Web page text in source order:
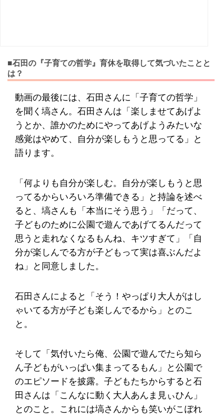
■石田の『子育ての哲学』育休を取得して気づいたことと
は？
動画の最後には、石田さんに「子育ての哲学」
を聞く塙さん。石田さんは「楽しませてあげよ
うとか、誰かのためにやってあげようみたいな
感覚はやめて、自分が楽しもうと思ってる」と
語ります。
「何よりも自分が楽しむ。自分が楽しもうと思
ってるからいろいろ準備できる」と持論を述べ
ると、塙さんも「本当にそう思う」「だって、
子どものために公園で遊んであげてるんだって
思うと走れなくなるもんね、キツすぎて」「自
分が楽しんでる方が子どもって実は喜ぶんだよ
ね」と同意しました。
石田さんによると「そう！やっぱり大人がはし
ゃいてる方が子ども楽しんでるから」とのこ
と。
そして「気付いたら俺、公園で遊んでたら知ら
ん子どもがいっぱい集まってるもん」と公園で
のエピソードを披露。子どもたちからすると石
田さんは「こんなに動く大人あんま見ぃひん」
とのこと。これには塙さんからも笑いがこぼれ